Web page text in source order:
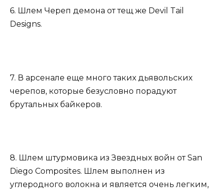
6. Шлем Череп демона от тещ же Devil Tail
Designs.
7. В арсенале еще много таких дьявольских
черепов, которые безусловно порадуют
брутальных байкеров.
8. Шлем штурмовика из Звездных войн от San
Diego Composites. Шлем выполнен из
углеродного волокна и является очень легким,